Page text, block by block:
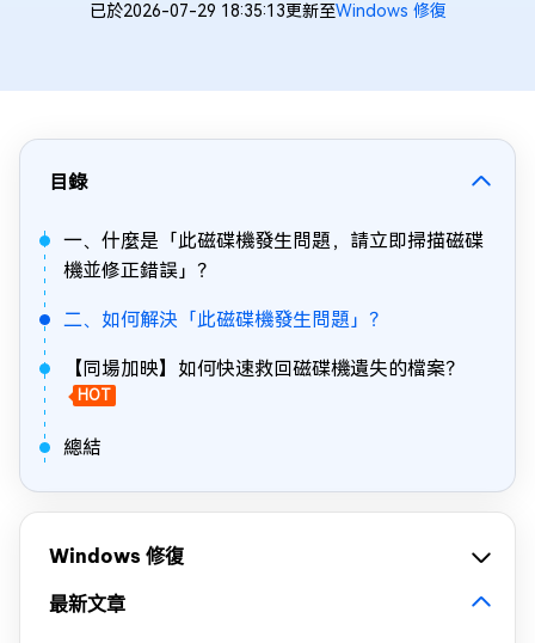
已於2026-07-29 18:35:13更新至Windows 修復
目錄
一、什麼是「此磁碟機發生問題，請立即掃描磁碟
機並修正錯誤」？
二、如何解決「此磁碟機發生問題」？
【同場加映】如何快速救回磁碟機遺失的檔案？
HOT
總結
Windows 修復
最新文章